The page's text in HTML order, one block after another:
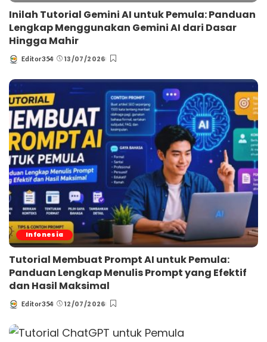
Inilah Tutorial Gemini AI untuk Pemula: Panduan
Lengkap Menggunakan Gemini AI dari Dasar
Hingga Mahir
Posted
Editor354 13/07/2026
Infonesia
Tutorial Membuat Prompt AI untuk Pemula:
Panduan Lengkap Menulis Prompt yang Efektif
dan Hasil Maksimal
Posted
Editor354 12/07/2026